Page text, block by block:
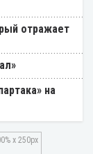
отражает
на